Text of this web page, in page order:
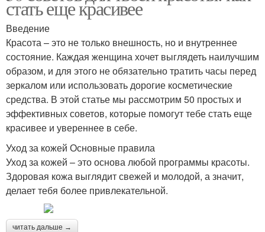
стать еще красивее
Введение
Красота – это не только внешность, но и внутреннее
состояние. Каждая женщина хочет выглядеть наилучшим
образом, и для этого не обязательно тратить часы перед
зеркалом или использовать дорогие косметические
средства. В этой статье мы рассмотрим 50 простых и
эффективных советов, которые помогут тебе стать еще
красивее и увереннее в себе.
Уход за кожей Основные правила
Уход за кожей – это основа любой программы красоты.
Здоровая кожа выглядит свежей и молодой, а значит,
делает тебя более привлекательной.
читать дальше →